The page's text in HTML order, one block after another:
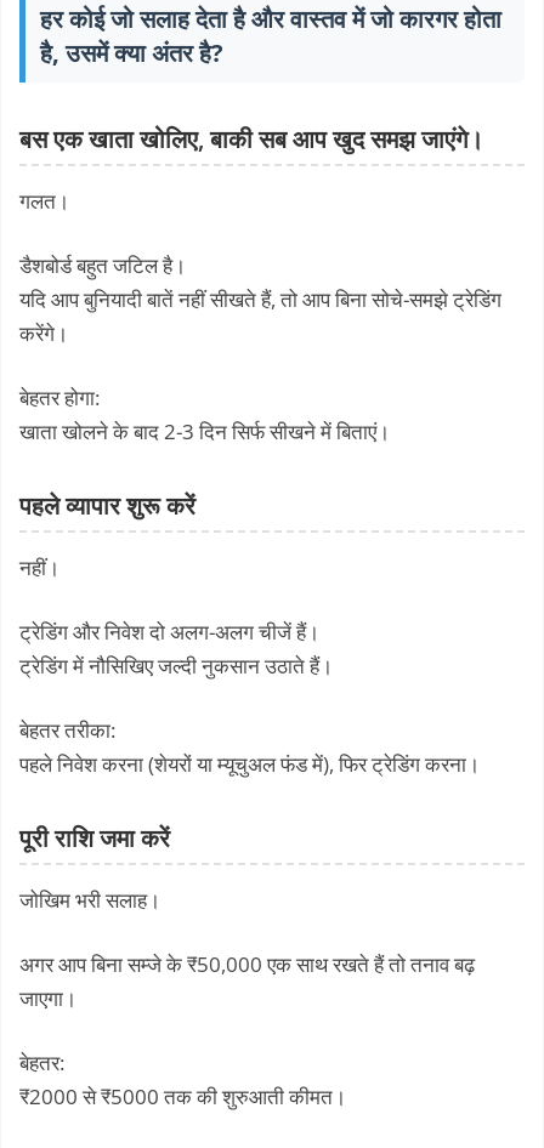
हर कोई जो सलाह देता है और वास्तव में जो कारगर होता
है, उसमें क्या अंतर है?
बस एक खाता खोलिए, बाकी सब आप खुद समझ जाएंगे।
गलत।
डैशबोर्ड बहुत जटिल है।
यदि आप बुनियादी बातें नहीं सीखते हैं, तो आप बिना सोचे-समझे ट्रेडिंग
करेंगे।
बेहतर होगा:
खाता खोलने के बाद 2-3 दिन सिर्फ सीखने में बिताएं।
पहले व्यापार शुरू करें
नहीं।
ट्रेडिंग और निवेश दो अलग-अलग चीजें हैं।
ट्रेडिंग में नौसिखिए जल्दी नुकसान उठाते हैं।
बेहतर तरीका:
पहले निवेश करना (शेयरों या म्यूचुअल फंड में), फिर ट्रेडिंग करना।
पूरी राशि जमा करें
जोखिम भरी सलाह।
अगर आप बिना सम्जे के ₹50,000 एक साथ रखते हैं तो तनाव बढ़
जाएगा।
बेहतर:
₹2000 से ₹5000 तक की शुरुआती कीमत।